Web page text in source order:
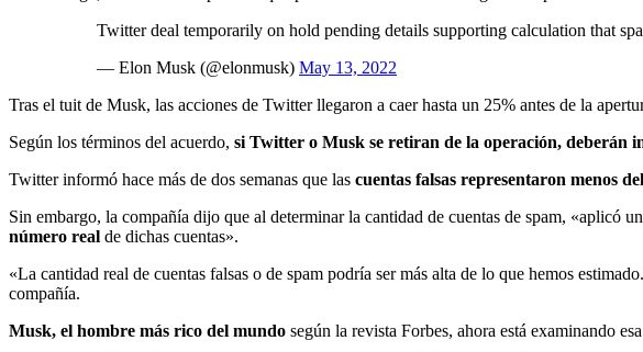
Twitter deal temporarily on hold pending details supporting calculation that
— Elon Musk (@elonmusk) May 13, 2022
Tras el tuit de Musk, las acciones de Twitter llegaron a caer hasta un 25% antes de la
Según los términos del acuerdo, si Twitter o Musk se retiran de la operación, deberán
Twitter informó hace más de dos semanas que las cuentas falsas representaron menos
Sin embargo, la compañía dijo que al determinar la cantidad de cuentas de spam, «aplicó
número real de dichas cuentas».
«La cantidad real de cuentas falsas o de spam podría ser más alta de lo que hemos
compañía.
Musk, el hombre más rico del mundo según la revista Forbes, ahora está examinando